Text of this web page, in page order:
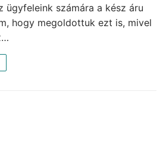
ügyfeleink számára a kész áru
hogy megoldottuk ezt is, mivel